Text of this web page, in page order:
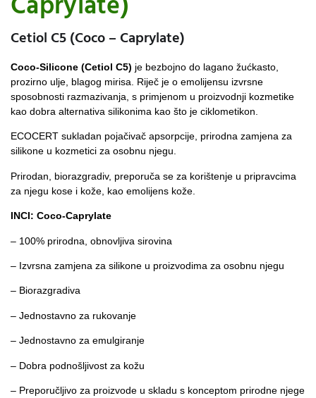
Cetiol C5 (Coco – Caprylate)
Coco-Silicone (Cetiol C5) je bezbojno do lagano žućkasto,
prozirno ulje, blagog mirisa. Riječ je o emolijensu izvrsne
sposobnosti razmazivanja, s primjenom u proizvodnji kozmetike
kao dobra alternativa silikonima kao što je ciklometikon.
ECOCERT sukladan pojačivač apsorpcije, prirodna zamjena za
silikone u kozmetici za osobnu njegu.
Prirodan, biorazgradiv, preporuča se za korištenje u pripravcima
za njegu kose i kože, kao emolijens kože.
INCI: Coco-Caprylate
– 100% prirodna, obnovljiva sirovina
– Izvrsna zamjena za silikone u proizvodima za osobnu njegu
– Biorazgradiva
– Jednostavno za rukovanje
– Jednostavno za emulgiranje
– Dobra podnošljivost za kožu
– Preporučljivo za proizvode u skladu s konceptom prirodne njege